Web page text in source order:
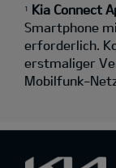
1
Kia Connect
Smartphone
erforderlich.
erstmaliger
Mobilfunk-